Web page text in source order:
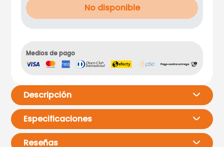
No disponible
Medios de pago
Descripción
Especificaciones
Reseñas